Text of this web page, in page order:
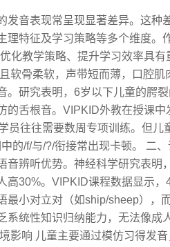
发音表现常呈现显著差异。这种
理特征及学习策略等多个维度。
化教学策略、提升学习效率具有
软骨柔软，声带短而薄，口腔肌
。研究表明，6岁以下儿童的腭
的舌根音。VIPKID外教在授课中
员往往需要数周专项训练。但儿
的/f/与/?/衔接常出现卡顿。 二
音辨听优势。神经科学研究表明
高30%。VIPKID课程数据显示
最小对立对（如ship/sheep），
系统性知识归纳能力，无法像成
影响 儿童主要通过模仿习得发